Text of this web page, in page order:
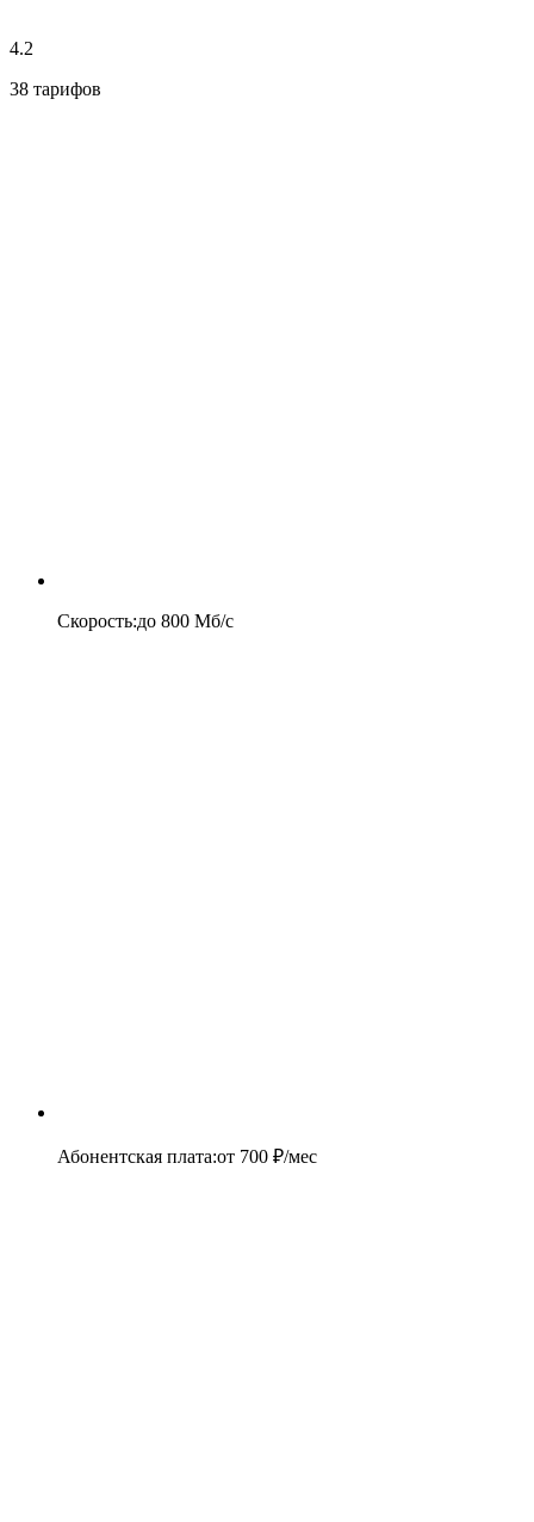
4.2
38 тарифов
Скорость:до 800 Мб/c
Абонентская плата:от 700 ₽/мес